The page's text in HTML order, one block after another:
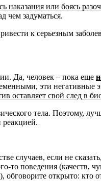
или боясь
чем задуматься.
к серьезным
Да, человек – пока еще
эти негативные
оставляет свой след в
тела. Поэтому,
если не сказать,
то поведения (качеств,
открыто: кто